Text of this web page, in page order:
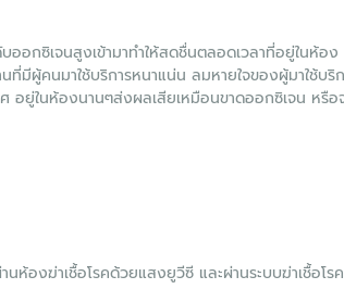
ออกซิเจนสูงเข้ามาทำให้สดชื่นตลอดเวลาที่อยู่ในห้
ที่มีผู้คนมาใช้บริการหนาแน่น ลมหายใจของผู้มาใช้บ
อยู่ในห้องนานๆส่งผลเสียเหมือนขาดออกซิเจน หรื
องฆ่าเชื้อโรคด้วยแสงยูวีซี และผ่านระบบฆ่าเชื้อโ